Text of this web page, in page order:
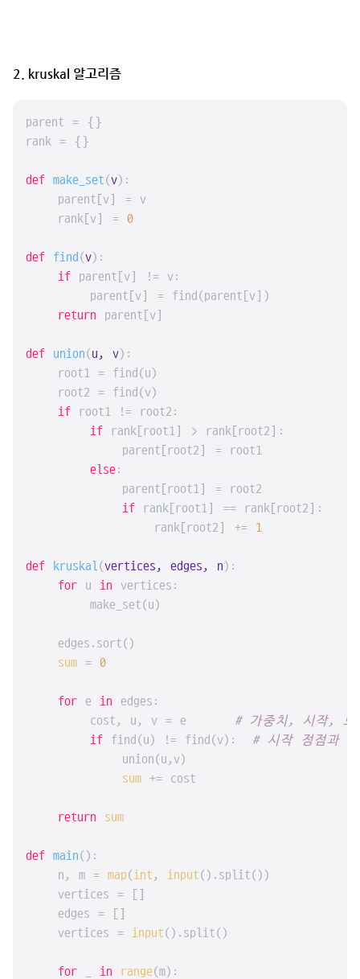
2. kruskal 알고리즘
parent = {}
rank = {}
def make_set(v):
    parent[v] = v
    rank[v] =
0
def find(v):
if parent[v] != v:
        parent[v] = find(parent[v])
return parent[v]
def union(u, v):
    root1 = find(u)
    root2 = find(v)
if root1 != root2:
if rank[root1] > rank[root2]:
            parent[root2] = root1
else:
            parent[root1] = root2
if rank[root1] == rank[root2]:
                rank[root2] +=
1
def kruskal(vertices, edges, n):
for u in vertices:
        make_set(u)
    edges.sort()
sum = 0
for e in edges:
        cost, u, v = e
# 가중치, 시작, 도
if find(u) != find(v): # 시작 정점과
            union(u,v)
sum += cost
return sum
def main():
    n, m =
map(int , input().split())
    vertices = []
    edges = []
    vertices =
input().split()
for in range(m):